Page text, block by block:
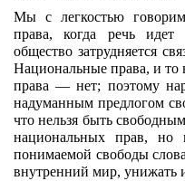
Мы с легкостью говорим
права, когда речь
общество затрудняется
Национальные права, и то
права — нет; поэтому
надуманным предлогом
что нельзя быть
национальных прав, но
понимаемой свободы
внутренний мир, унижать